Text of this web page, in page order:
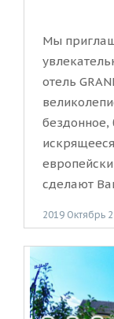
Мы
отель
сделают
2019 Октябрь